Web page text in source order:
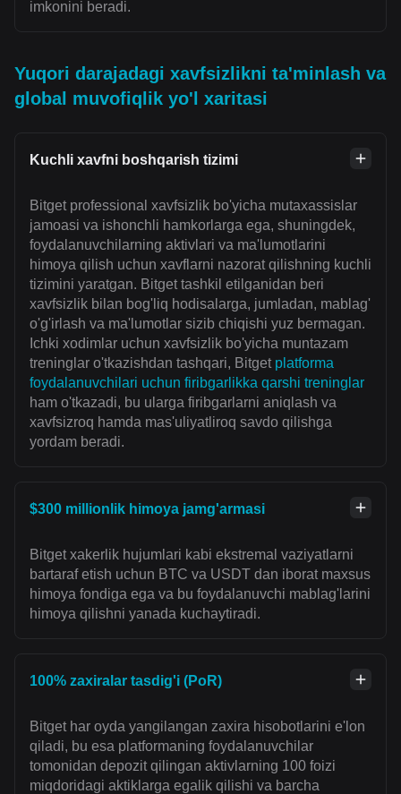
imkonini beradi.
Yuqori darajadagi xavfsizlikni ta'minlash va
global muvofiqlik yo'l xaritasi
Kuchli xavfni boshqarish tizimi
Bitget professional xavfsizlik bo'yicha mutaxassislar
jamoasi va ishonchli hamkorlarga ega, shuningdek,
foydalanuvchilarning aktivlari va ma'lumotlarini
himoya qilish uchun xavflarni nazorat qilishning kuchli
tizimini yaratgan. Bitget tashkil etilganidan beri
xavfsizlik bilan bog'liq hodisalarga, jumladan, mablag'
o'g'irlash va ma'lumotlar sizib chiqishi yuz bermagan.
Ichki xodimlar uchun xavfsizlik bo'yicha muntazam
treninglar o'tkazishdan tashqari, Bitget platforma
foydalanuvchilari uchun firibgarlikka qarshi treninglar
ham o'tkazadi, bu ularga firibgarlarni aniqlash va
xavfsizroq hamda mas'uliyatliroq savdo qilishga
yordam beradi.
$300 millionlik himoya jamg'armasi
Bitget xakerlik hujumlari kabi ekstremal vaziyatlarni
bartaraf etish uchun BTC va USDT dan iborat maxsus
himoya fondiga ega va bu foydalanuvchi mablag'larini
himoya qilishni yanada kuchaytiradi.
100% zaxiralar tasdig'i (PoR)
Bitget har oyda yangilangan zaxira hisobotlarini e'lon
qiladi, bu esa platformaning foydalanuvchilar
tomonidan depozit qilingan aktivlarning 100 foizi
miqdoridagi aktiklarga egalik qilishi va barcha